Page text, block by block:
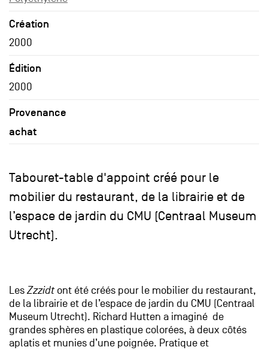
Création
2000
Édition
2000
Provenance
achat
Tabouret-table d'appoint créé pour le
mobilier du restaurant, de la librairie et de
l’espace de jardin du CMU (Centraal Museum
Utrecht).
LesZzzidtont été créés pour le mobilier du restaurant,
de la librairie et de l’espace de jardin du CMU (Centraal
Museum Utrecht). Richard Hutten a imaginé de
grandes sphères en plastique colorées, à deux côtés
aplatis et munies d’une poignée. Pratique et